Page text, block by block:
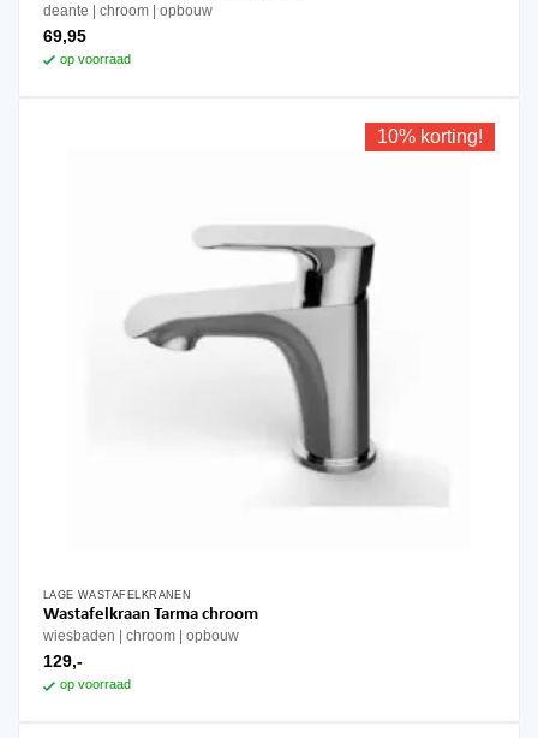
deante chroom opbouw
69,95
op voorraad
10% korting!
LAGE WASTAFELKRANEN
Wastafelkraan Tarma chroom
wiesbaden chroom opbouw
129,-
op voorraad